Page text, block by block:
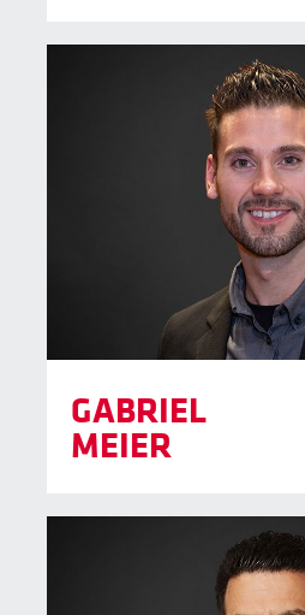
GABRIEL
MEIER